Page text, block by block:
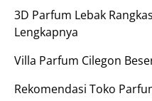
3D Parfum Lebak
Lengkapnya
Villa Parfum Cilegon
Rekomendasi Toko